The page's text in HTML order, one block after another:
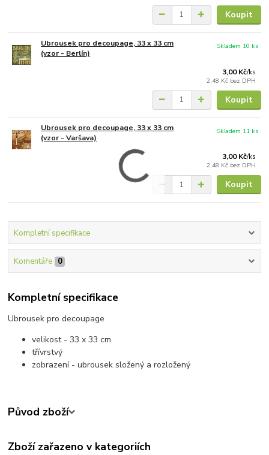
Koupit
Ubrousek pro decoupage, 33 x 33 cm
(vzor - Berlín)
3,00 Kč/ks
2,48 Kč bez DPH
Skladem 10 ks
Koupit
Ubrousek pro decoupage, 33 x 33 cm
(vzor - Varšava)
3,00 Kč/ks
2,48 Kč bez DPH
Skladem 11 ks
Koupit
Kompletní specifikace
Komentáře 0
Kompletní specifikace
Ubrousek pro decoupage
velikost - 33 x 33 cm
třívrstvý
zobrazení - ubrousek složený a rozložený
Původ zboží
Zboží zařazeno v kategoriích